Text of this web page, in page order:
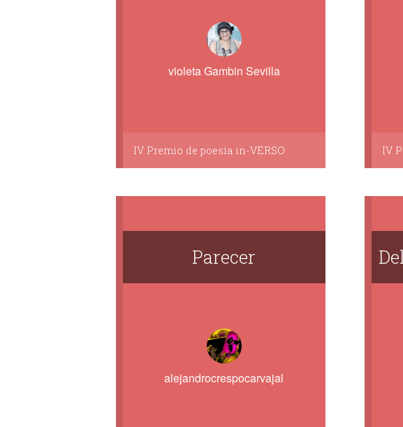
violeta Gambin Sevilla
IV Premio de poesía in-VERSO IV
Parecer
alejandrocrespocarvajal